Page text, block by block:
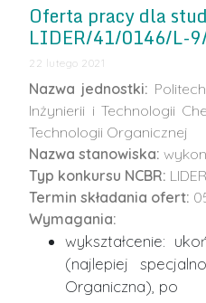
Oferta pracy dla
LIDER/41/0146/L-
22 lutego 2021
Nazwa jednostki:
Inżynierii i Technologii
Technologii Organicznej
Nazwa stanowiska:
Typ konkursu NCBR:
Termin składania ofert:
Wymagania:
wykształcenie:
(najlepiej
Organiczna), po